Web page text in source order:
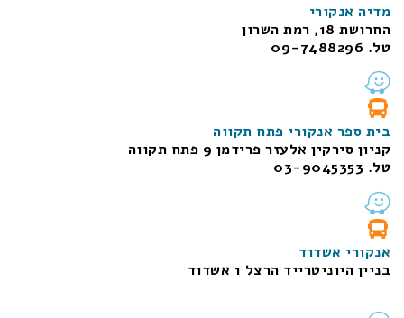
מדיה אנקורי
החרושת 18, רמת השרון
טל. 09-7488296
בית ספר אנקורי פתח תקווה
קניון סירקין אלעזר פרידמן 9 פתח תקווה
טל. 03-9045353
אנקורי אשדוד
בניין היוניטרייד הרצל 1 אשדוד